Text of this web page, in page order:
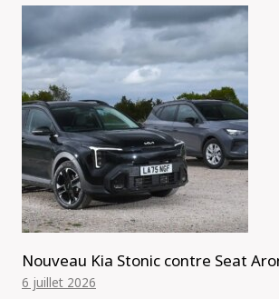
Nouveau Kia Stonic contre Seat
6 juillet 2026